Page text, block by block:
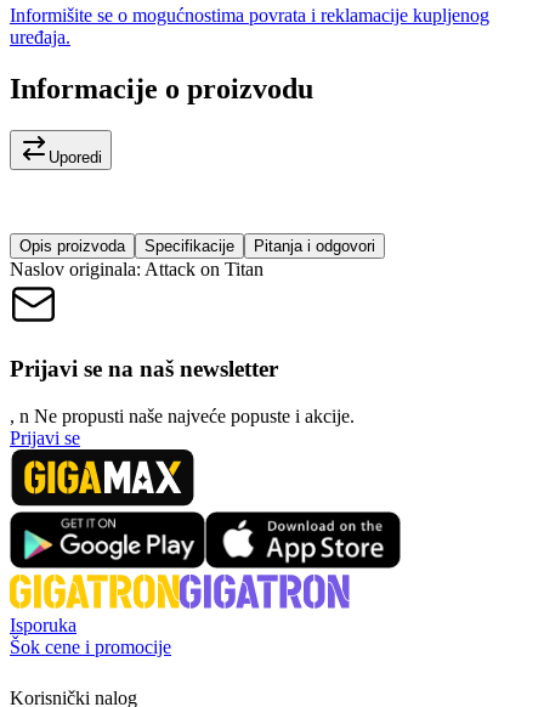
Informišite se o mogućnostima povrata i reklamacije kupljenog
uređaja.
Informacije o proizvodu
Uporedi
Opis proizvoda Specifikacije Pitanja i odgovori
Naslov originala: Attack on Titan
Prijavi se na naš newsletter
, n Ne propusti naše najveće popuste i akcije.
Prijavi se
Isporuka
Šok cene i promocije
Korisnički nalog